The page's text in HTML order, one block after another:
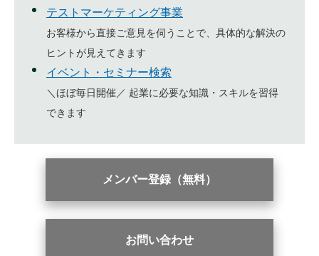
テストマーケティング事業
お客様から直接ご意見を伺うことで、具体的な解決の
ヒントが見えてきます
イベント・セミナー検索
＼ほぼ毎日開催／ 起業に必要な知識・スキルを習得
できます
メンバー登録（無料）
お問い合わせ